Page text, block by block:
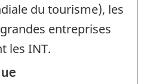
du tourisme), les
entreprises
les INT.